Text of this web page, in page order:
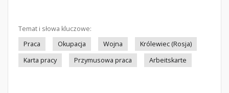
Temat i słowa kluczowe:
Praca
Okupacja Wojna
Królewiec (Rosja)
Karta pracy
Przymusowa praca Arbeitskarte